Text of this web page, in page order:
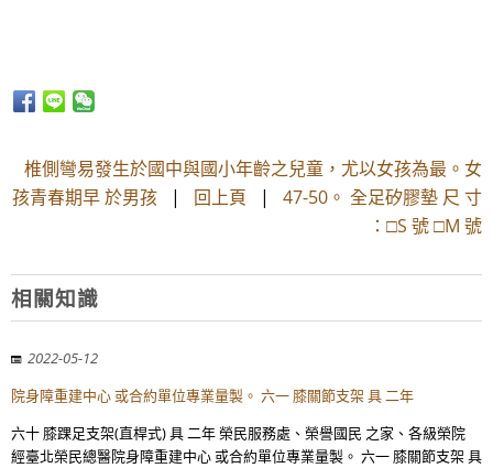
椎側彎易發生於國中與國小年齡之兒童，尤以女孩為最。女
孩青春期早 於男孩 | 回上頁 | 47-50。 全足矽膠墊 尺 寸
：□S 號 □M 號
相關知識
2022-05-12
院身障重建中心 或合約單位專業量製。 六一 膝關節支架 具 二年
六十 膝踝足支架(直桿式) 具 二年 榮民服務處、榮譽國民 之家、各級榮院
經臺北榮民總醫院身障重建中心 或合約單位專業量製。 六一 膝關節支架 具